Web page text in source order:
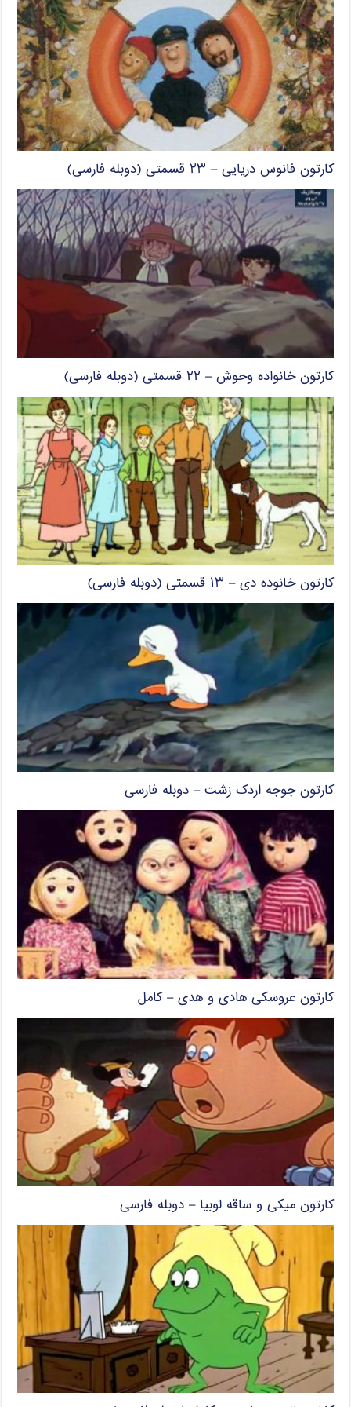
کارتون فانوس دریایی – ۲۳ قسمتی (دوبله فارسی)
کارتون خانواده وحوش – ۲۲ قسمتی (دوبله فارسی)
کارتون خانوده دی – ۱۳ قسمتی (دوبله فارسی)
کارتون جوجه اردک زشت – دوبله فارسی
کارتون عروسکی هادی و هدی – کامل
کارتون میکی و ساقه لوبیا – دوبله فارسی